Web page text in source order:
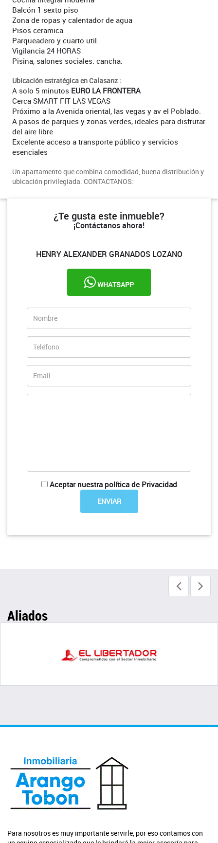
Balcón 1 sexto piso
Zona de ropas y calentador de agua
Pisos ceramica
Parqueadero y cuarto util.
Vigilancia 24 HORAS
Pisina, salones sociales. cancha.
Ubicación estratégica en Calasanz :
A solo 5 minutos EURO LA FRONTERA
Cerca SMART FIT LAS VEGAS
Próximo a la Avenida oriental, las vegas y av el Poblado.
A pasos de parques y zonas verdes, ideales para disfrutar
del aire libre
Excelente acceso a transporte público y servicios
esenciales
Un apartamento que combina comodidad, buena distribución y
ubicación privilegiada. CONTACTANOS:
¿Te gusta este inmueble?
¡Contáctanos ahora!
HENRY ALEXANDER GRANADOS LOZANO
WHATSAPP
Aceptar nuestra política de Privacidad
Aliados
Para nosotros es muy importante servirle, por eso contamos con